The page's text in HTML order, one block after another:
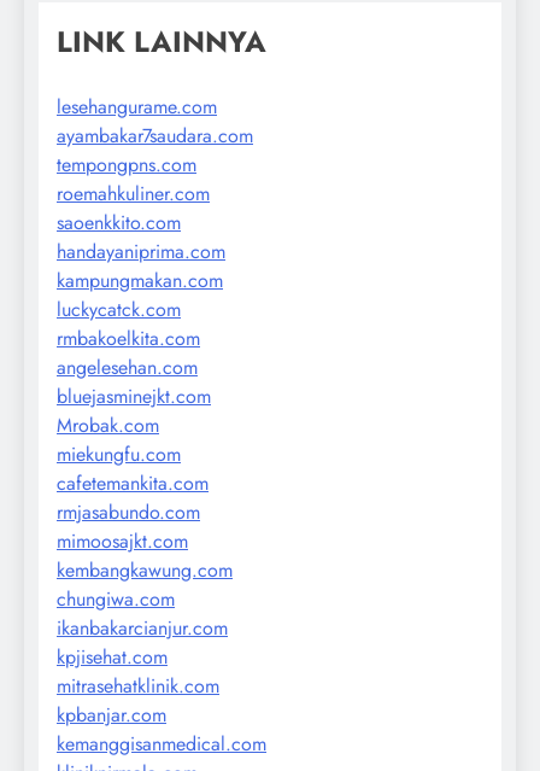
LINK LAINNYA
lesehangurame.com
ayambakar7saudara.com
tempongpns.com
roemahkuliner.com
saoenkkito.com
handayaniprima.com
kampungmakan.com
luckycatck.com
rmbakoelkita.com
angelesehan.com
bluejasminejkt.com
Mrobak.com
miekungfu.com
cafetemankita.com
rmjasabundo.com
mimoosajkt.com
kembangkawung.com
chungiwa.com
ikanbakarcianjur.com
kpjisehat.com
mitrasehatklinik.com
kpbanjar.com
kemanggisanmedical.com